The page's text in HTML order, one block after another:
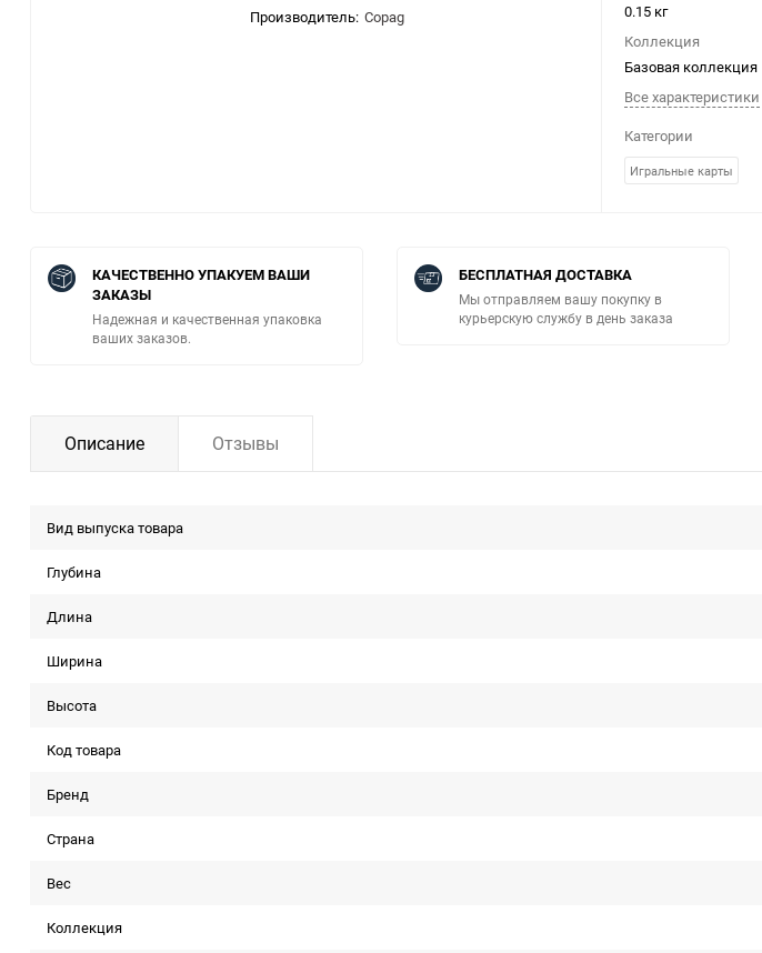
Производитель: Copag
0.15 кг
Коллекция
Базовая коллекция
Все характеристики
Категории
Игральные карты
КАЧЕСТВЕННО УПАКУЕМ ВАШИ
ЗАКАЗЫ
Надежная и качественная упаковка
ваших заказов.
БЕСПЛАТНАЯ ДОСТАВКА
Мы отправляем вашу покупку в
курьерскую службу в день заказа
Описание Отзывы
Вид выпуска товара
Глубина
Длина
Ширина
Высота
Код товара
Бренд
Страна
Вес
Коллекция